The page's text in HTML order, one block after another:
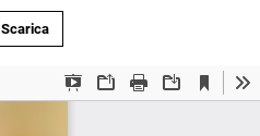
ScaricaScarica PDF